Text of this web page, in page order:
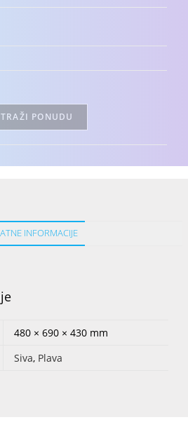
TRAŽI PONUDU
INFORMACIJE
480 × 690 × 430 mm
Siva, Plava